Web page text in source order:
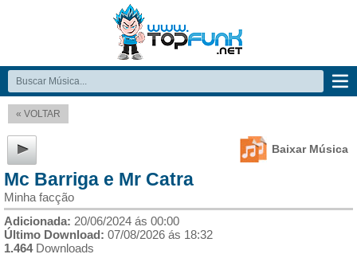
« VOLTAR
Baixar Música
Mc Barriga e Mr Catra
Minha facção
Adicionada: 20/06/2024 ás 00:00
Último Download: 07/08/2026 ás 18:32
1.464Downloads